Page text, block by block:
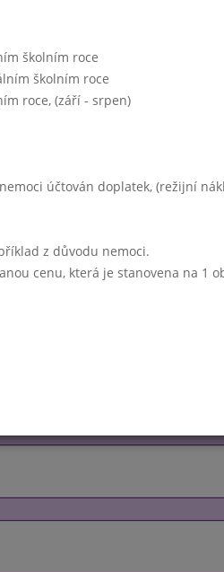
školním roce
školním roce
roce, (září - srpen)
účtován doplatek, (režijní
z důvodu nemoci.
cenu, která je stanovena na 1